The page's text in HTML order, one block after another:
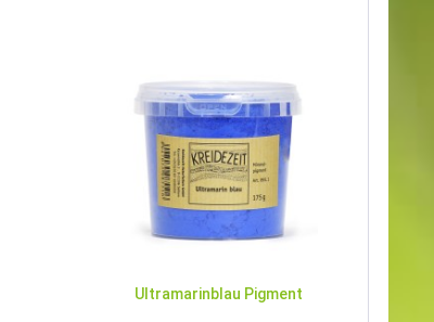
Ultramarinblau Pigment